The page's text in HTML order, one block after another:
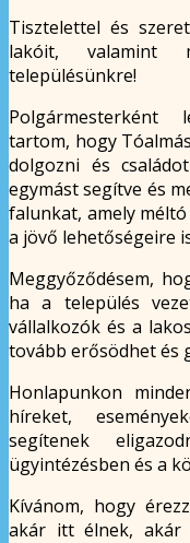
Tisztelettel és
lakóit, valamint
településünkre!
Polgármesterként
tartom, hogy
dolgozni és
egymást segítve és
falunkat, amely
a jövő lehetőségeire
Meggyőződésem,
ha a település
vállalkozók és a
tovább erősödhet és
Honlapunkon
híreket,
segítenek
ügyintézésben és a
Kívánom, hogy
akár itt élnek, akár